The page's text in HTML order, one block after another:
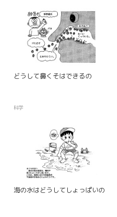
どうして鼻くそはできるの
科学
海の水はどうしてしょっぱいの